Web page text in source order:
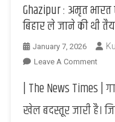
Ghazipur : अमृत
बिहार ले जाने की थी
January 7, 2026
Leave A CommentOn
:
अमृत
भारत
| The News Times |
खेल बदस्तूर जारी है।